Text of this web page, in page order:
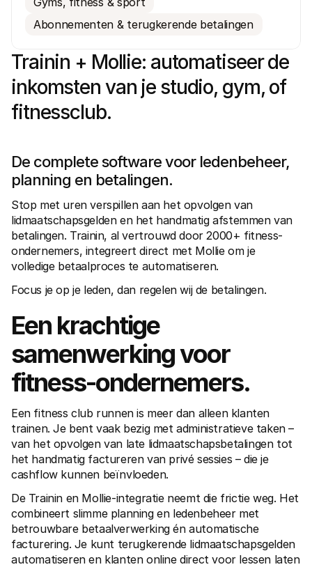
Abonnementen & terugkerende betalingen
Trainin + Mollie: automatiseer de
inkomsten van je studio, gym, of
fitnessclub.
De complete software voor ledenbeheer,
planning en betalingen.
Stop met uren verspillen aan het opvolgen van
lidmaatschapsgelden en het handmatig afstemmen van
betalingen. Trainin, al vertrouwd door 2000+ fitness-
ondernemers, integreert direct met Mollie om je
volledige betaalproces te automatiseren.
Focus je op je leden, dan regelen wij de betalingen.
Een krachtige
samenwerking voor
fitness-ondernemers.
Een fitness club runnen is meer dan alleen klanten
trainen. Je bent vaak bezig met administratieve taken –
van het opvolgen van late lidmaatschapsbetalingen tot
het handmatig factureren van privé sessies – die je
cashflow kunnen beïnvloeden.
De Trainin en Mollie-integratie neemt die frictie weg. Het
combineert slimme planning en ledenbeheer met
betrouwbare betaalverwerking én automatische
facturering. Je kunt terugkerende lidmaatschapsgelden
automatiseren en klanten online direct voor lessen laten
Portaal voor developers
Ontdek documentatie en updates voor developers
Discord community
Word lid van onze developer community Blij
Over Mollie
Bekijk onze tarieven
Over ons
Maak kennis met ons verhaal en
onze waarden
Nieuws
Het laatste nieuws over Mollie
Kom werken bij Mollie. Ontdek de
vacatures!
Voor consumenten
Waarom zie je Mollie op je bankafschrift?
Voor Mollie-klanten
Neem contact op met Customer Support
Contact met sales
Ontdek hoe we jouw bedrijf kunnen helpen